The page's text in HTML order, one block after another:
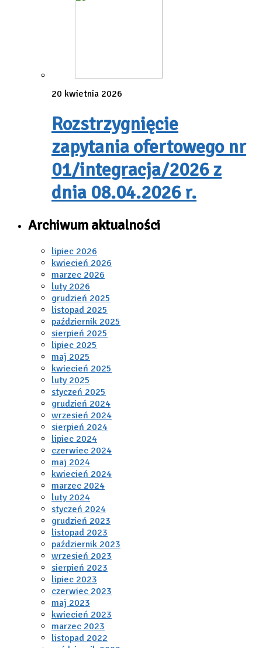
20 kwietnia 2026
Rozstrzygnięcie
zapytania ofertowego nr
01/integracja/2026 z
dnia 08.04.2026 r.
Archiwum aktualności
lipiec 2026
kwiecień 2026
marzec 2026
luty 2026
grudzień 2025
listopad 2025
październik 2025
sierpień 2025
lipiec 2025
maj 2025
kwiecień 2025
luty 2025
styczeń 2025
grudzień 2024
wrzesień 2024
sierpień 2024
lipiec 2024
czerwiec 2024
maj 2024
kwiecień 2024
marzec 2024
luty 2024
styczeń 2024
grudzień 2023
listopad 2023
październik 2023
wrzesień 2023
sierpień 2023
lipiec 2023
czerwiec 2023
maj 2023
kwiecień 2023
marzec 2023
listopad 2022